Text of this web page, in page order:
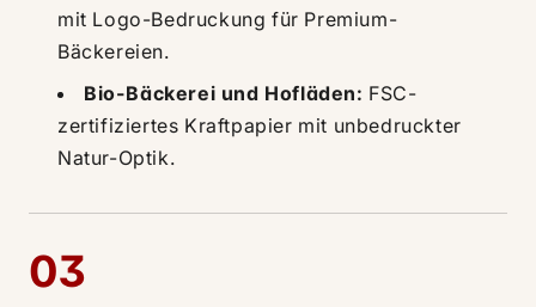
mit Logo-Bedruckung für Premium-
Bäckereien.
Bio-Bäckerei und Hofläden: FSC-
zertifiziertes Kraftpapier mit unbedruckter
Natur-Optik.
03